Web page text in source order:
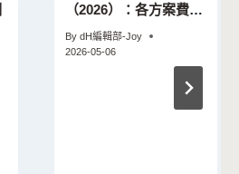
（2026）：各方案費用
試算一次看懂
By dH編輯部-Joy
2026-05-06